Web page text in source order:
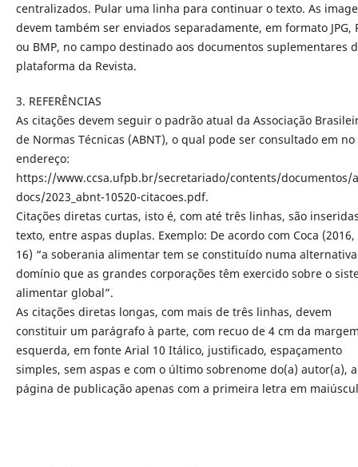
centralizados. Pular uma linha para continuar o texto. As
devem também ser enviados separadamente, em formato JPG,
ou BMP, no campo destinado aos documentos suplementares
plataforma da Revista.
3. REFERÊNCIAS
As citações devem seguir o padrão atual da Associação
de Normas Técnicas (ABNT), o qual pode ser consultado em no
endereço:
https://www.ccsa.ufpb.br/secretariado/contents/documentos/
docs/2023_abnt-10520-citacoes.pdf.
Citações diretas curtas, isto é, com até três linhas, são
texto, entre aspas duplas. Exemplo: De acordo com Coca (2016,
16) “a soberania alimentar tem se constituído numa
domínio que as grandes corporações têm exercido sobre o
alimentar global”.
As citações diretas longas, com mais de três linhas, devem
constituir um parágrafo à parte, com recuo de 4 cm da
esquerda, em fonte Arial 10 Itálico, justificado, espaçamento
simples, sem aspas e com o último sobrenome do(a) autor(a),
página de publicação apenas com a primeira letra em